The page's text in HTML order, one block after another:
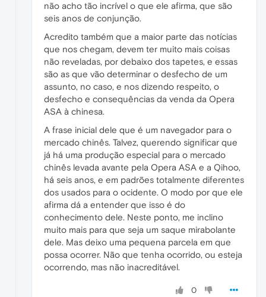
não acho tão incrível o que ele afirma, que são
seis anos de conjunção.
Acredito também que a maior parte das notícias
que nos chegam, devem ter muito mais coisas
não reveladas, por debaixo dos tapetes, e essas
são as que vão determinar o desfecho de um
assunto, no caso, e nos dizendo respeito, o
desfecho e consequências da venda da Opera
ASA à chinesa.
A frase inicial dele que é um navegador para o
mercado chinês. Talvez, querendo significar que
já há uma produção especial para o mercado
chinês levada avante pela Opera ASA e a Qihoo,
há seis anos, e em padrões totalmente diferentes
dos usados para o ocidente. O modo por que ele
afirma dá a entender que isso é do
conhecimento dele. Neste ponto, me inclino
muito mais para que seja um saque mirabolante
dele. Mas deixo uma pequena parcela em que
possa ocorrer. Não que tenha ocorrido, ou esteja
ocorrendo, mas não inacreditável.
0